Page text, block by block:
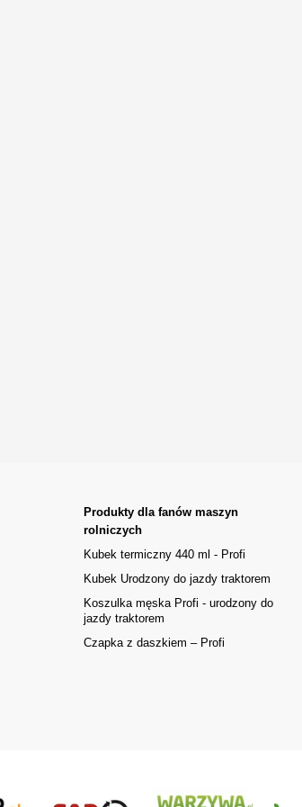
Produkty dla fanów maszyn
rolniczych
Kubek termiczny 440 ml - Profi
Kubek Urodzony do jazdy traktorem
Koszulka męska Profi - urodzony do
jazdy traktorem
Czapka z daszkiem – Profi